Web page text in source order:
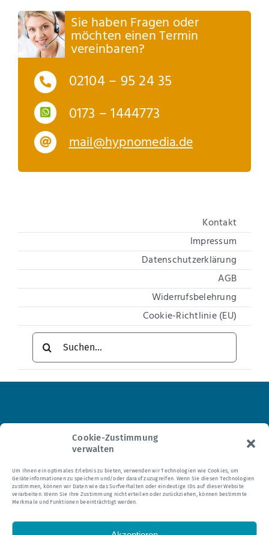
Cookie-Zustimmung
verwalten
Um Ihnen ein optimales Erlebnis zu bieten, verwenden wir Technologien wie Cookies, um
Geräteinformationen zu speichern und/oder darauf zuzugreifen. Wenn Sie diesen Technologien
zustimmen, können wir Daten wie das Surfverhalten oder eindeutige IDs auf dieser Website
verarbeiten. Wenn Sie Ihre Zustimmung nicht erteilen oder zurückziehen, können bestimmte
Merkmale und Funktionen beeinträchtigt werden.
Sie haben Fragen oder
möchten einen Termin
vereinbaren?
02104 – 95 24 35
0173 – 1444773
mail@hypnomedia.de
Kontakt
Impressum
Datenschutzerklärung
AGB
Widerrufsbelehrung
Cookie-Richtlinie (EU)
Suche
nach:
E-Mail:mail@hypnomedia.de